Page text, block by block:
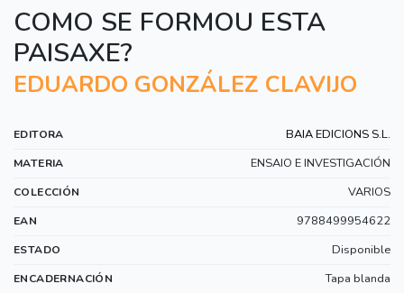
COMO SE FORMOU ESTA
PAISAXE?
EDUARDO GONZÁLEZ CLAVIJO
EDITORA BAIA EDICIONS S.L.
MATERIA ENSAIO E INVESTIGACIÓN
COLECCIÓN VARIOS
EAN 9788499954622
ESTADO Disponible
ENCADERNACIÓN Tapa blanda